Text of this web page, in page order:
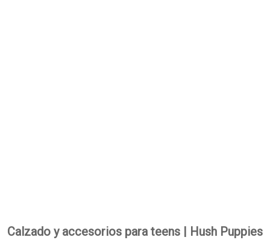
Calzado y accesorios para teens | Hush Puppies